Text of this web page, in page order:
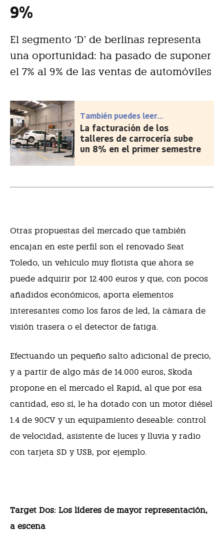
9%
El segmento ‘D’ de berlinas representa
una oportunidad: ha pasado de suponer
el 7% al 9% de las ventas de automóviles
También puedes leer...
La facturación de los
talleres de carrocería sube
un 8% en el primer semestre
Otras propuestas del mercado que también
encajan en este perfil son el renovado Seat
Toledo, un vehículo muy flotista que ahora se
puede adquirir por 12.400 euros y que, con pocos
añadidos económicos, aporta elementos
interesantes como los faros de led, la cámara de
visión trasera o el detector de fatiga.
Efectuando un pequeño salto adicional de precio,
y a partir de algo más de 14.000 euros, Skoda
propone en el mercado el Rapid, al que por esa
cantidad, eso sí, le ha dotado con un motor diésel
1.4 de 90CV y un equipamiento deseable: control
de velocidad, asistente de luces y lluvia y radio
con tarjeta SD y USB, por ejemplo.
Target Dos: Los líderes de mayor representación,
a escena